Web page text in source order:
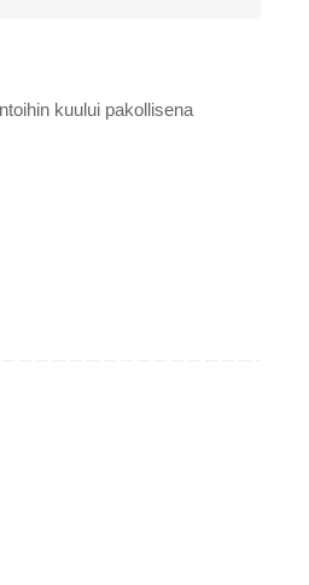
kuului pakollisena